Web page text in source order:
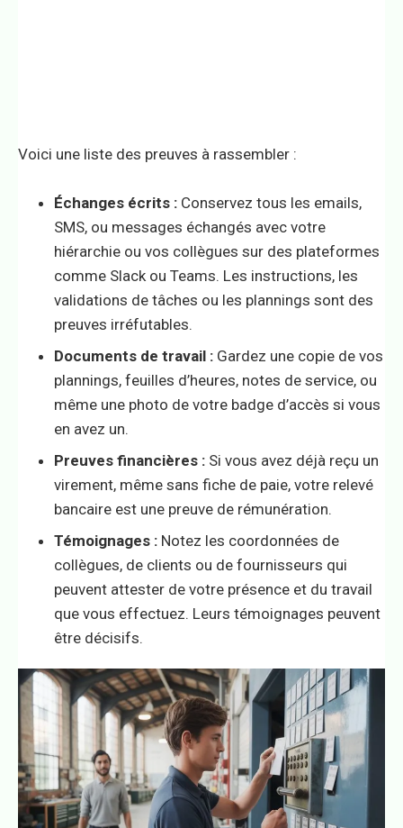
Voici une liste des preuves à rassembler :
Échanges écrits : Conservez tous les emails,
SMS, ou messages échangés avec votre
hiérarchie ou vos collègues sur des plateformes
comme Slack ou Teams. Les instructions, les
validations de tâches ou les plannings sont des
preuves irréfutables.
Documents de travail : Gardez une copie de vos
plannings, feuilles d’heures, notes de service, ou
même une photo de votre badge d’accès si vous
en avez un.
Preuves financières : Si vous avez déjà reçu un
virement, même sans fiche de paie, votre relevé
bancaire est une preuve de rémunération.
Témoignages : Notez les coordonnées de
collègues, de clients ou de fournisseurs qui
peuvent attester de votre présence et du travail
que vous effectuez. Leurs témoignages peuvent
être décisifs.